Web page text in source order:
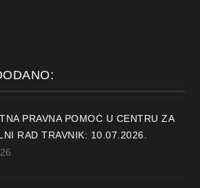
PRAVNA POMOĆ U CENTRU ZA
RAD TRAVNIK: 10.07.2026.